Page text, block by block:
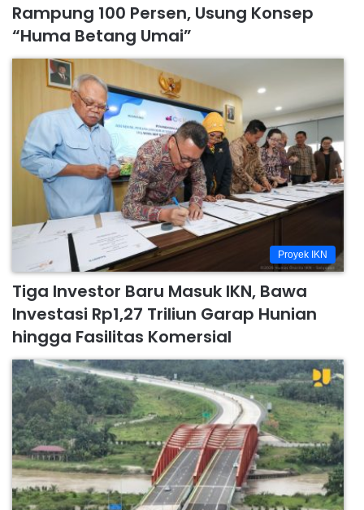
Rampung 100 Persen, Usung Konsep
“Huma Betang Umai”
Proyek IKN
Tiga Investor Baru Masuk IKN, Bawa
Investasi Rp1,27 Triliun Garap Hunian
hingga Fasilitas Komersial